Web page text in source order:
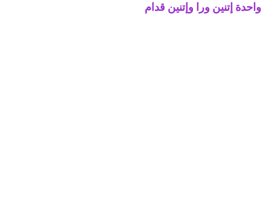
واحدة إتنين ورا وإتنين قدام